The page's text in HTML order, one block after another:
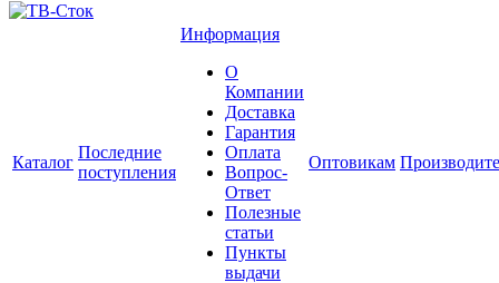
Каталог
Последние
поступления
Информация
О
Компании
Доставка
Гарантия
Оплата
Вопрос-
Ответ
Полезные
статьи
Пункты
выдачи
Оптовикам